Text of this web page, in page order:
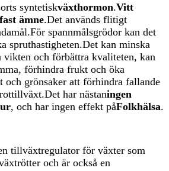
syntetiskväxthormon.Vitt
ämne.Det används flitigt
För spannmålsgrödor kan det
spruthastigheten.Det kan minska
vikten och förbättra kvaliteten, kan
förhindra frukt och öka
grönsaker att förhindra fallande
Det har nästaningen
, och har ingen effekt påFolkhälsa.
tillväxtregulator för växter som
och är också en